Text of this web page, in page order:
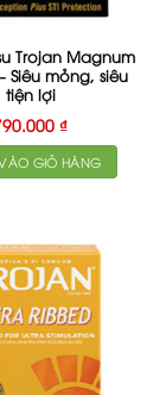
Trojan Magnum
Siêu mỏng, siêu
tiện lợi
₫
GIỎ HÀNG